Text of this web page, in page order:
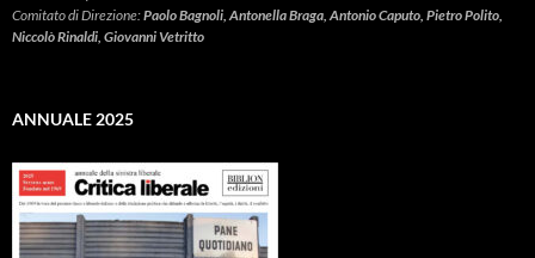
Comitato di Direzione:Paolo Bagnoli, Antonella Braga, Antonio Caputo, Pietro Polito,
Niccolò Rinaldi, Giovanni Vetritto
ANNUALE 2025